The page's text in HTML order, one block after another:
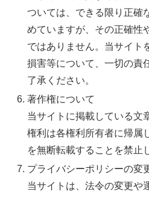
ついては、できる限り正確
めていますが、その正確性
ではありません。当サイト
損害等について、一切の責
了承ください。
著作権について
当サイトに掲載している文
権利は各権利所有者に帰属
を無断転載することを禁止
プライバシーポリシーの変
当サイトは、法令の変更や